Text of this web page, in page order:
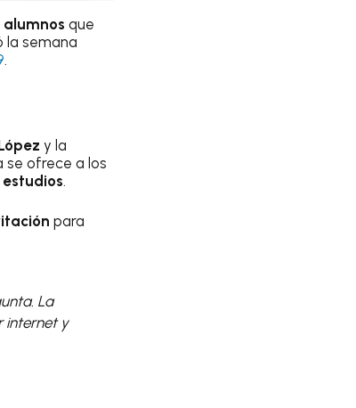
alumnos que
la semana
.
y la
se ofrece a los
estudios.
para
La
internet y